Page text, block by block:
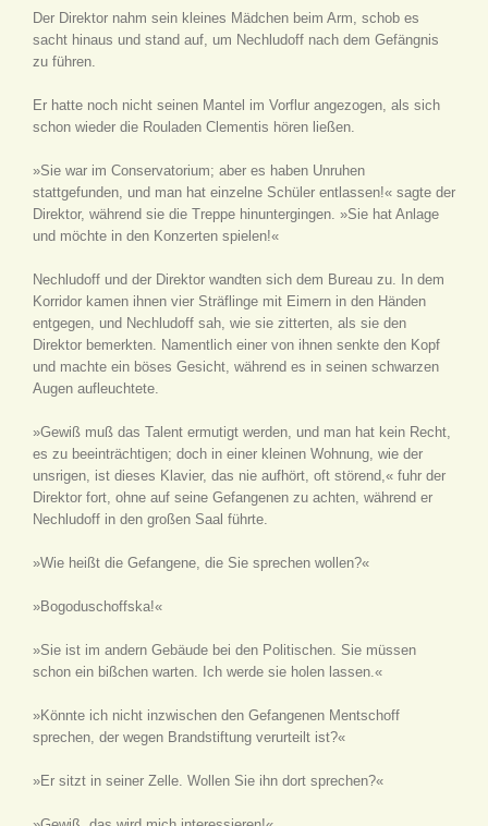
Der Direktor nahm sein kleines Mädchen beim Arm, schob es
sacht hinaus und stand auf, um Nechludoff nach dem Gefängnis
zu führen.
Er hatte noch nicht seinen Mantel im Vorflur angezogen, als sich
schon wieder die Rouladen Clementis hören ließen.
»Sie war im Conservatorium; aber es haben Unruhen
stattgefunden, und man hat einzelne Schüler entlassen!« sagte der
Direktor, während sie die Treppe hinuntergingen. »Sie hat Anlage
und möchte in den Konzerten spielen!«
Nechludoff und der Direktor wandten sich dem Bureau zu. In dem
Korridor kamen ihnen vier Sträflinge mit Eimern in den Händen
entgegen, und Nechludoff sah, wie sie zitterten, als sie den
Direktor bemerkten. Namentlich einer von ihnen senkte den Kopf
und machte ein böses Gesicht, während es in seinen schwarzen
Augen aufleuchtete.
»Gewiß muß das Talent ermutigt werden, und man hat kein Recht,
es zu beeinträchtigen; doch in einer kleinen Wohnung, wie der
unsrigen, ist dieses Klavier, das nie aufhört, oft störend,« fuhr der
Direktor fort, ohne auf seine Gefangenen zu achten, während er
Nechludoff in den großen Saal führte.
»Wie heißt die Gefangene, die Sie sprechen wollen?«
»Bogoduschoffska!«
»Sie ist im andern Gebäude bei den Politischen. Sie müssen
schon ein bißchen warten. Ich werde sie holen lassen.«
»Könnte ich nicht inzwischen den Gefangenen Mentschoff
sprechen, der wegen Brandstiftung verurteilt ist?«
»Er sitzt in seiner Zelle. Wollen Sie ihn dort sprechen?«